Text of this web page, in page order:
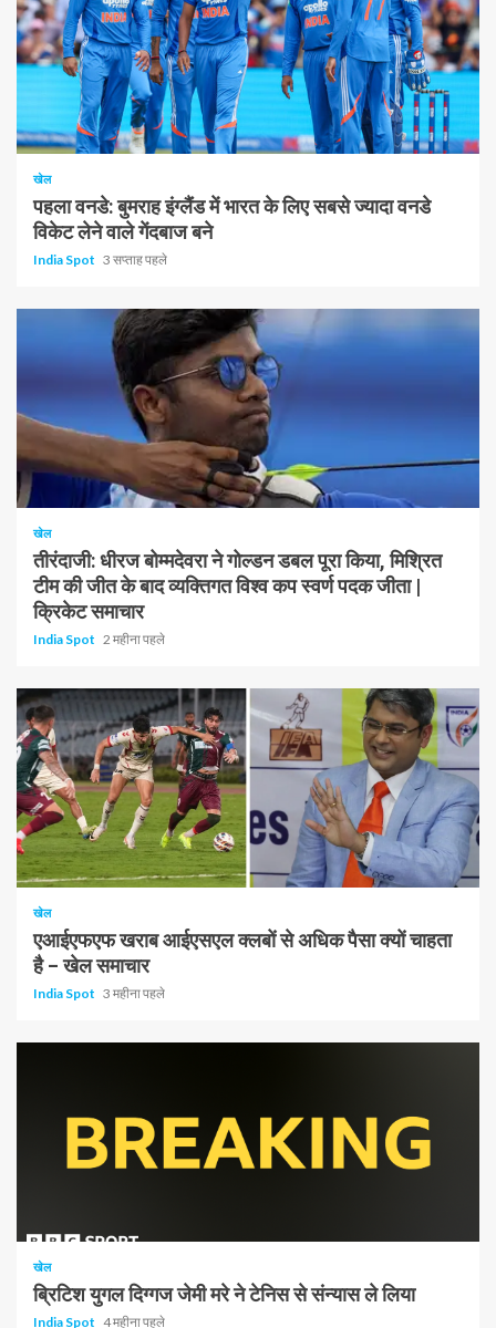
1 न्यूनतम पढ़ा
खेल
पहला वनडे: बुमराह इंग्लैंड में भारत के लिए सबसे ज्यादा वनडे
विकेट लेने वाले गेंदबाज बने
India Spot 3 सप्ताह पहले
1 न्यूनतम पढ़ा
खेल
तीरंदाजी: धीरज बोम्मदेवरा ने गोल्डन डबल पूरा किया, मिश्रित
टीम की जीत के बाद व्यक्तिगत विश्व कप स्वर्ण पदक जीता |
क्रिकेट समाचार
India Spot 2 महीना पहले
1 न्यूनतम पढ़ा
खेल
एआईएफएफ खराब आईएसएल क्लबों से अधिक पैसा क्यों चाहता
है – खेल समाचार
India Spot 3 महीना पहले
खेल
ब्रिटिश युगल दिग्गज जेमी मरे ने टेनिस से संन्यास ले लिया
India Spot 4 महीना पहले